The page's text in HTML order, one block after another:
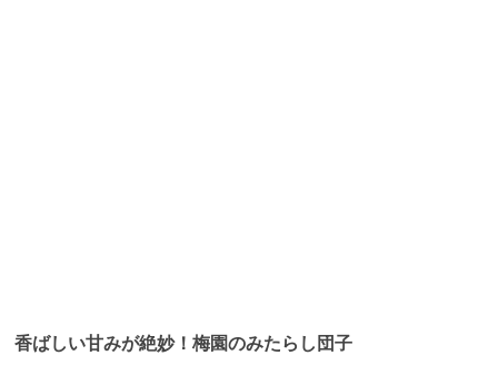
香ばしい甘みが絶妙！梅園のみたらし団子